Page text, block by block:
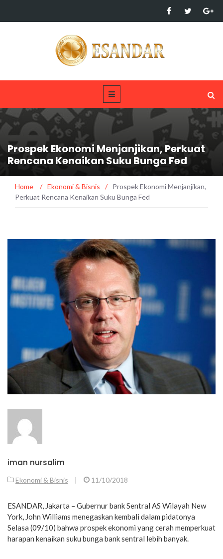
Prospek Ekonomi Menjanjikan, Perkuat
Rencana Kenaikan Suku Bunga Fed
Home / Ekonomi & Bisnis /
Prospek Ekonomi Menjanjikan,
Perkuat Rencana Kenaikan Suku Bunga Fed
iman nursalim
Ekonomi & Bisnis | 11/10/2018
ESANDAR, Jakarta – Gubernur bank Sentral AS Wilayah New
York, John Williams menegaskan kembali dalam pidatonya
Selasa (09/10) bahwa prospek ekonomi yang cerah memperkuat
harapan kenaikan suku bunga bank sentral lebih banyak.